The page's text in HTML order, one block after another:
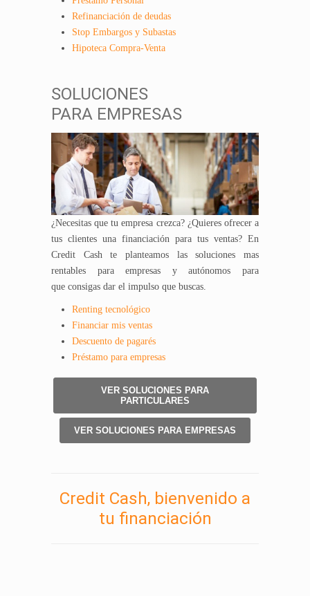
Refinanciación de deudas
Stop Embargos y Subastas
Hipoteca Compra-Venta
SOLUCIONES
PARA EMPRESAS
¿Necesitas que tu empresa crezca? ¿Quieres ofrecer a
tus clientes una financiación para tus ventas? En
Credit Cash te planteamos las soluciones mas
rentables para empresas y autónomos para
que consigas dar el impulso que buscas.
Renting tecnológico
Financiar mis ventas
Descuento de pagarés
Préstamo para empresas
VER SOLUCIONES PARA
PARTICULARES
VER SOLUCIONES PARA EMPRESAS
Credit Cash, bienvenido a
tu financiación